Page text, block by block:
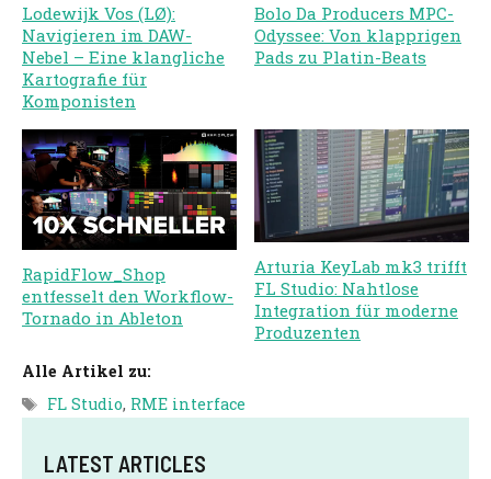
Lodewijk Vos (LØ):
Navigieren im DAW-
Nebel – Eine klangliche
Kartografie für
Komponisten
Bolo Da Producers MPC-
Odyssee: Von klapprigen
Pads zu Platin-Beats
RapidFlow_Shop
entfesselt den Workflow-
Tornado in Ableton
Arturia KeyLab mk3 trifft
FL Studio: Nahtlose
Integration für moderne
Produzenten
Alle Artikel zu:
Schlagwörter
FL Studio, RME interface
LATEST ARTICLES